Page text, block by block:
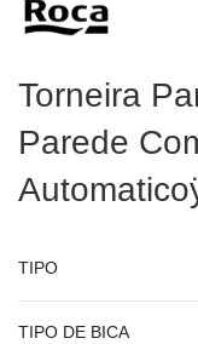
Torneira
Parede
TIPO
TIPO DE BICA